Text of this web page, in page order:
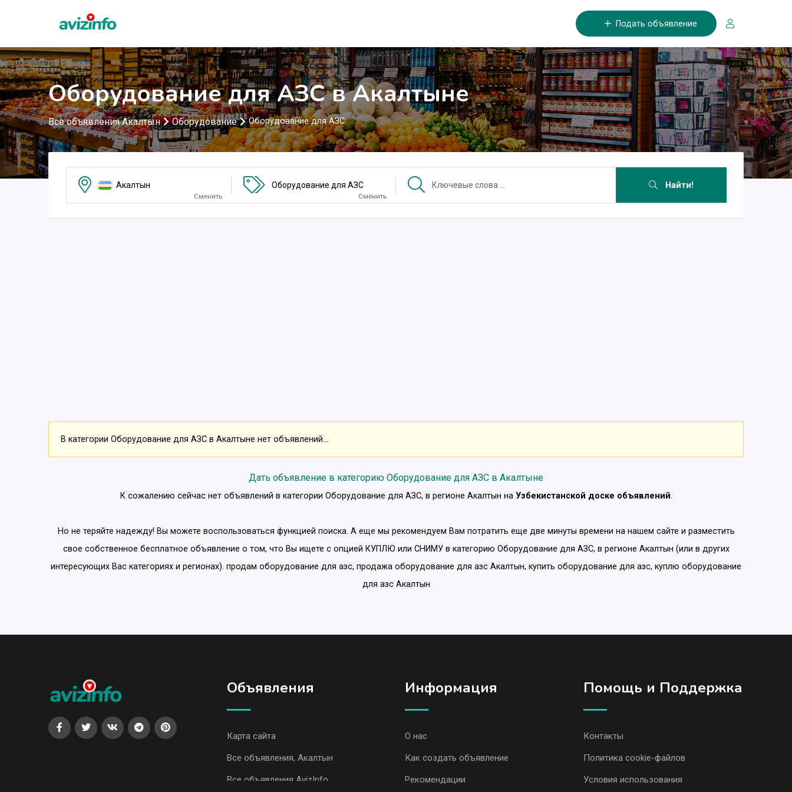
Подать объявление
Оборудование для АЗС в Акалтыне
Все объявления Акалтын Оборудование Оборудование для АЗС
Акалтын
Сменить
Оборудование для АЗС
Сменить
Найти!
В категории Оборудование для АЗС в Акалтыне нет объявлений...
Дать объявление в категорию Оборудование для АЗС в Акалтыне
К сожалению сейчас нет объявлений в категории Оборудование для АЗС, в регионе Акалтын на Узбекистанской доске объявлений.
Но не теряйте надежду! Вы можете воспользоваться функцией поиска. А еще мы рекомендуем Вам потратить еще две минуты времени на нашем сайте и разместить
свое собственное бесплатное объявление о том, что Вы ищете с опцией КУПЛЮ или СНИМУв категорию Оборудование для АЗС, в регионе Акалтын (или в других
интересующих Вас категориях и регионах). продам оборудование для азс, продажа оборудование для азс Акалтын, купить оборудование для азс, куплю оборудование
для азс Акалтын
Объявления
Карта сайта
Все объявления, Акалтын
Все объявления AvizInfo
Информация
О нас
Как создать объявление
Рекомендации
Помощь и Поддержка
Контакты
Политика cookie-файлов
Условия использования